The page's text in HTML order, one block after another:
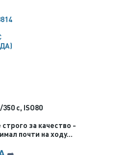
350 с, ISO80
за качество -
почти на ходу...